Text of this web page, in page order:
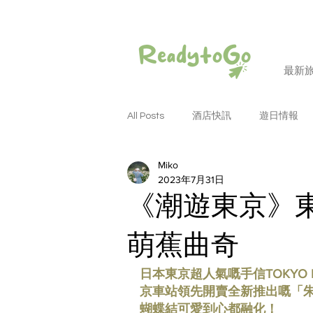
最新
All Posts 酒店快訊 遊日情報
潮遊和歌山
潮遊四國 潮遊岡山 潮遊
《潮遊東京》
萌蕉曲奇
Miko
2023年7月31日
日本東京超人氣嘅手信
京車站領先開賣全新推出嘅「
蝴蝶結可愛到心都融化！